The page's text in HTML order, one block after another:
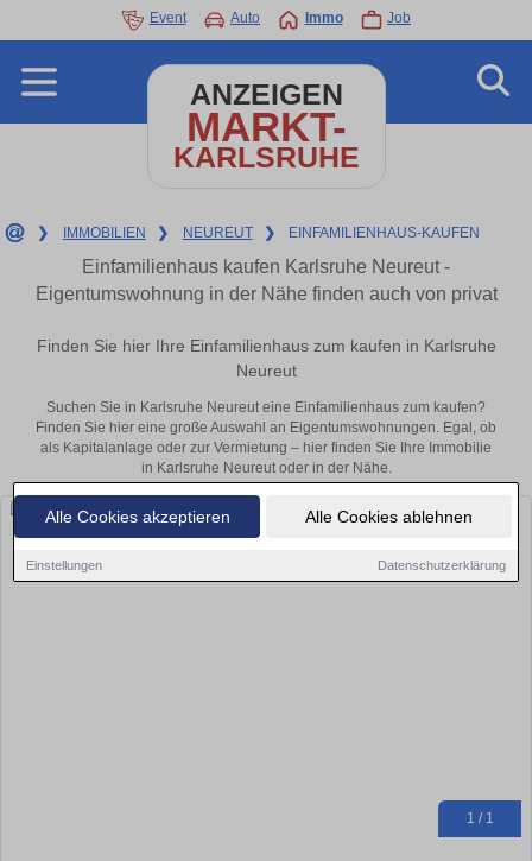
Alle Cookies akzeptieren Alle Cookies ablehnen
Einstellungen Datenschutzerklärung
Event Auto Immo Job
ANZEIGEN
MARKT-
KARLSRUHE
❯ IMMOBILIEN ❯ NEUREUT ❯ EINFAMILIENHAUS-KAUFEN
Einfamilienhaus kaufen Karlsruhe Neureut -
Eigentumswohnung in der Nähe finden auch von privat
Finden Sie hier Ihre Einfamilienhaus zum kaufen in Karlsruhe
Neureut
Suchen Sie in Karlsruhe Neureut eine Einfamilienhaus zum kaufen?
Finden Sie hier eine große Auswahl an Eigentumswohnungen. Egal, ob
als Kapitalanlage oder zur Vermietung – hier finden Sie Ihre Immobilie
in Karlsruhe Neureut oder in der Nähe.
1 / 1